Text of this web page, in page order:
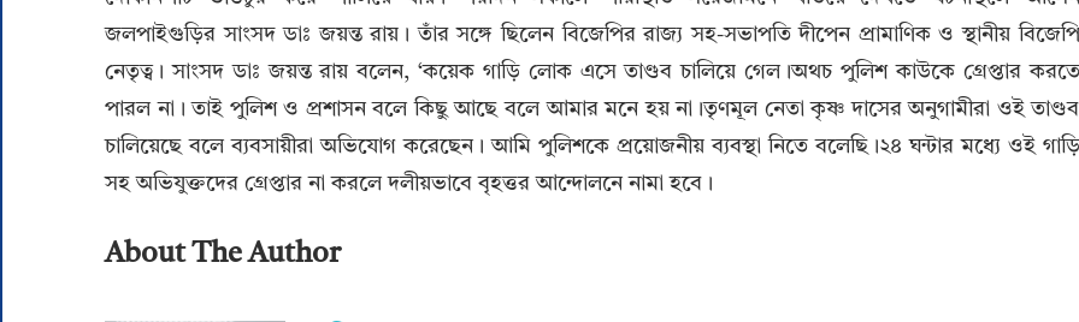
জলপাইগুড়ির সাংসদ ডাঃ জয়ন্ত রায়। তাঁর সঙ্গে ছিলেন বিজেপির রাজ্য সহ-সভাপতি দীপেন প্রামাণিক ও স্থানীয় বিজেপি
নেতৃত্ব। সাংসদ ডাঃ জয়ন্ত রায় বলেন, ‘কয়েক গাড়ি লোক এসে তাণ্ডব চালিয়ে গেল।অথচ পুলিশ কাউকে গ্রেপ্তার করতে
পারল না। তাই পুলিশ ও প্রশাসন বলে কিছু আছে বলে আমার মনে হয় না।তৃণমূল নেতা কৃষ্ণ দাসের অনুগামীরা ওই তাণ্ডব
চালিয়েছে বলে ব্যবসায়ীরা অভিযোগ করেছেন। আমি পুলিশকে প্রয়োজনীয় ব্যবস্থা নিতে বলেছি।২৪ ঘন্টার মধ্যে ওই গাড়ি
সহ অভিযুক্তদের গ্রেপ্তার না করলে দলীয়ভাবে বৃহত্তর আন্দোলনে নামা হবে।
About The Author